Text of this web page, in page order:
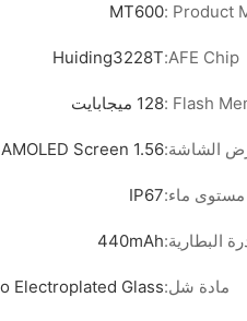
Product
MT600
AFE Chip:
Huiding3228T
Flash 128 ميجابايت
الشاشة:1.56 Inch AMOLED Screen
مستوى ماء:IP67
البطارية:440mAh
مادة شل:Electroplated Glass